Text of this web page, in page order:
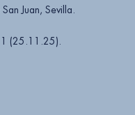
Juan, Sevilla.
1 (25.11.25).